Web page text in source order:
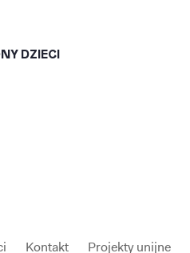
DZIECI
Kontakt Projekty unijne